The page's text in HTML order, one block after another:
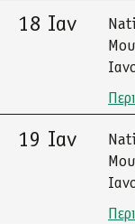
18 Ιαν
19 Ιαν